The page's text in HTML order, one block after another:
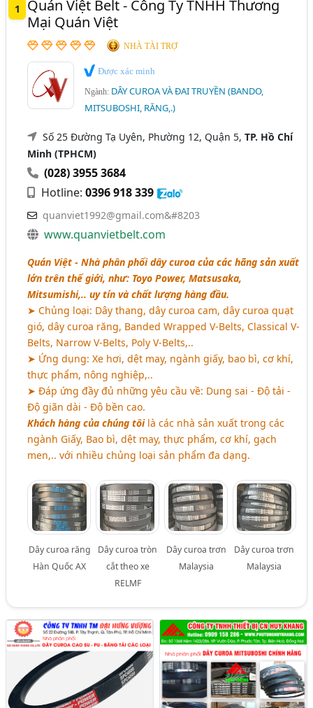
Gia Lai
Hải Dương Long An
1
Quán Việt Belt - Công Ty TNHH Thương
Mại Quán Việt
NHÀ TÀI TRỢ
Được xác minh
Ngành: DÂY CUROA VÀ ĐAI TRUYỀN (BANDO,
MITSUBOSHI, RĂNG,.)
Số 25 Đường Tạ Uyên, Phường 12, Quận 5,TP. Hồ Chí
Minh (TPHCM)
(028) 3955 3684
Hotline:0396 918 339
quanviet1992@gmail.com&#8203
www.quanvietbelt.com
Quán Việt - Nhà phân phối dây curoa của các hãng sản xuất
lớn trên thế giới, như: Toyo Power, Matsusaka,
Mitsumishi,.. uy tín và chất lượng hàng đầu.
➤ Chủng loại: Dây thang, dây curoa cam, dây curoa quạt
gió, dây curoa răng, Banded Wrapped V-Belts, Classical V-
Belts, Narrow V-Belts, Poly V-Belts,..
➤ Ứng dụng: Xe hơi, dệt may, ngành giấy, bao bì, cơ khí,
thực phẩm, nông nghiệp,..
➤ Đáp ứng đầy đủ những yêu cầu về: Dung sai - Độ tải -
Độ giãn dài - Độ bền cao.
Khách hàng của chúng tôilà các nhà sản xuất trong các
ngành Giấy, Bao bì, dệt may, thực phẩm, cơ khí, gạch
men,.. với nhiều chủng loại sản phẩm đa dạng.
Dây curoa răng
Hàn Quốc AX
Dây curoa tròn
cắt theo xe
RELMF
Dây curoa trơn
Malaysia
Dây curoa trơn
Malaysia